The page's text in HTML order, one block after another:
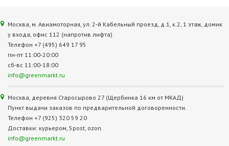
Москва, м. Авиамоторная, ул. 2‑й Кабельный проезд, д.1, к.2, 1 этаж, домик
у входа, офис 112 (напротив лифта)
Телефон +7 (495) 649 17 95
пн-пт 11:00-20:00
сб-вс 11:00-18:00
info@greenmarkt.ru
Москва, деревня Старосырово 27 (Щербинка 16 км от МКАД)
Пункт выдачи заказов по предварительной договоренности.
Телефон +7 (925) 320 59 20
Доставки: курьером, 5post, ozon.
info@greenmarkt.ru